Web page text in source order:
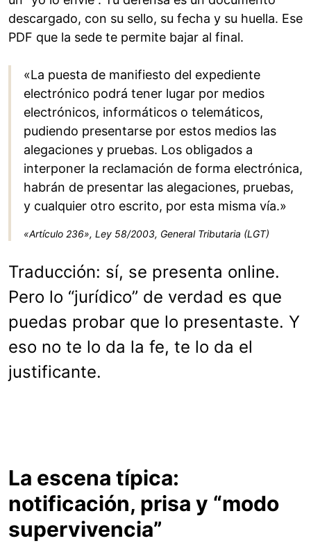
descargado, con su sello, su fecha y su huella. Ese
PDF que la sede te permite bajar al final.
«La puesta de manifiesto del expediente
electrónico podrá tener lugar por medios
electrónicos, informáticos o telemáticos,
pudiendo presentarse por estos medios las
alegaciones y pruebas. Los obligados a
interponer la reclamación de forma electrónica,
habrán de presentar las alegaciones, pruebas,
y cualquier otro escrito, por esta misma vía.»
«Artículo 236», Ley 58/2003, General Tributaria (LGT)
Traducción: sí, se presenta online.
Pero lo “jurídico” de verdad es que
puedas probar que lo presentaste. Y
eso no te lo da la fe, te lo da el
justificante.
La escena típica:
notificación, prisa y “modo
supervivencia”